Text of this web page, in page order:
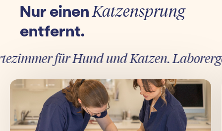
Nur einenKatzensprung
entfernt.
für Hund und Katzen.